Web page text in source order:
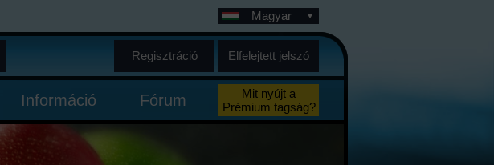
Magyar
Regisztráció Elfelejtett jelszó
Információ Fórum
Mit nyújt a
Prémium tagság?